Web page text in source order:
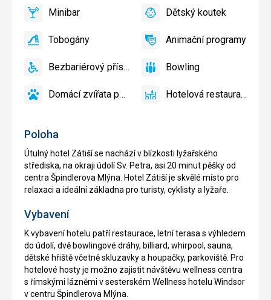
Poloha
Útulný hotel Zátiší se nachází v blízkosti lyžařského
střediska, na okraji údolí Sv. Petra, asi 20 minut pěšky od
centra Špindlerova Mlýna. Hotel Zátiší je skvělé místo pro
relaxaci a ideální základna pro turisty, cyklisty a lyžaře.
Vybavení
K vybavení hotelu patří restaurace, letní terasa s výhledem
do údolí, dvě bowlingové dráhy, billiard, whirpool, sauna,
dětské hřiště včetně skluzavky a houpačky, parkoviště. Pro
hotelové hosty je možno zajistit návštěvu wellness centra
s římskými lázněmi v sesterském Wellness hotelu Windsor
v centru Špindlerova Mlýna.
Minibar,Minibar
ano
Dětský
Dětské
Dětský koutek
ano
Tobogány
Tobogány
ano
Animační
Animační programy
ano
Bezbariérový
Bezbariérový přístup
ano BowlingBowling
ano
DomácíDomácí zvířata povolena
ano
HotelováHotelová restaurace
ano